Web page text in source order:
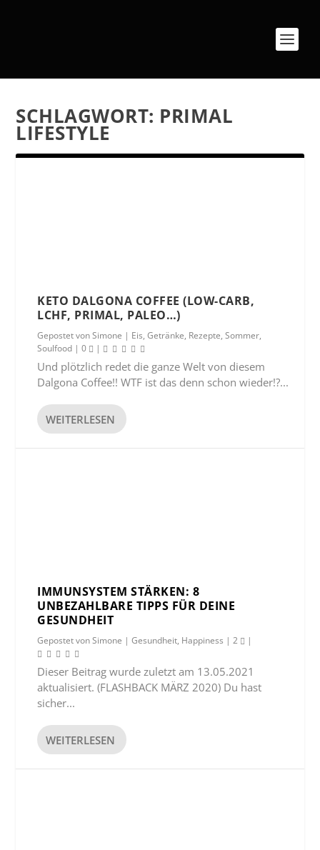
SCHLAGWORT: PRIMAL
LIFESTYLE
KETO DALGONA COFFEE (LOW-CARB,
LCHF, PRIMAL, PALEO…)
Gepostet vonSimone | Eis,Getränke, Rezepte,Sommer,
Soulfood |0 |
Und plötzlich redet die ganze Welt von diesem
Dalgona Coffee!! WTF ist das denn schon wieder!?...
WEITERLESEN
IMMUNSYSTEM STÄRKEN: 8
UNBEZAHLBARE TIPPS FÜR DEINE
GESUNDHEIT
Gepostet vonSimone |Gesundheit, Happiness |2 |
Dieser Beitrag wurde zuletzt am 13.05.2021
aktualisiert. (FLASHBACK MÄRZ 2020) Du hast
sicher...
WEITERLESEN